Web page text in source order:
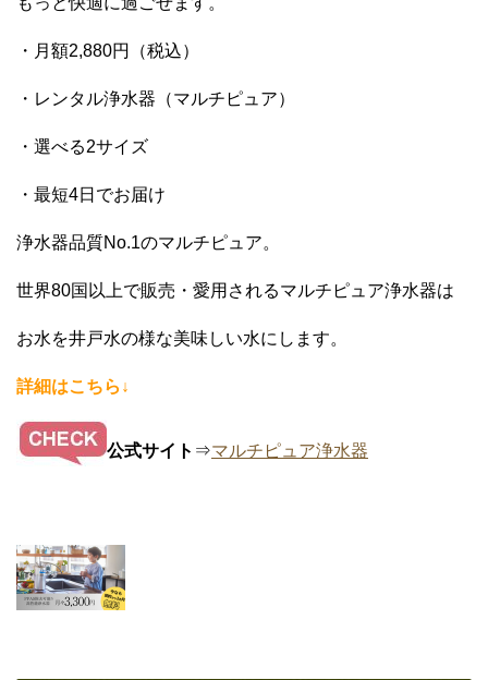
・月額2,880円（税込）
・レンタル浄水器（マルチピュア）
・選べる2サイズ
・最短4日でお届け
浄水器品質No.1のマルチピュア。
世界80国以上で販売・愛用されるマルチピュア浄水器は
お水を井戸水の様な美味しい水にします。
詳細はこちら↓
公式サイト ⇒マルチピュア浄水器